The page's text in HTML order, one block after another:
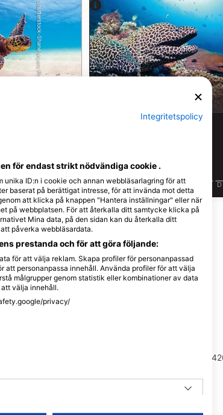
Shutterstock-Shane Myers Photography
J J A S O N D
Alamy-WaterFrame
J F M A M J J A D
Visa fler djur
Brgy Sanjose,Mabini,Batangas,
Integritetspolicy
för endast strikt nödvändiga cookie .
unika ID:n i cookie och annan webbläsarlagring för att
baserat på berättigat intresse, för att invända mot detta
att klicka på knappen "Hantera inställningar" eller när
på webbplatsen. För att återkalla ditt samtycke klicka på
Mina data, på den sidan kan du återkalla ditt
påverka webbläsardata.
prestanda och för att göra följande:
för att välja reklam. Skapa profiler för personanpassad
att personanpassa innehåll. Använda profiler för att välja
målgrupper genom statistik eller kombinationer av data
välja innehåll.
privacy/